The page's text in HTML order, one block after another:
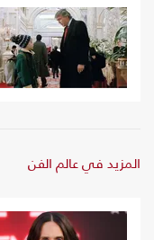
المزيد في عالم الفن